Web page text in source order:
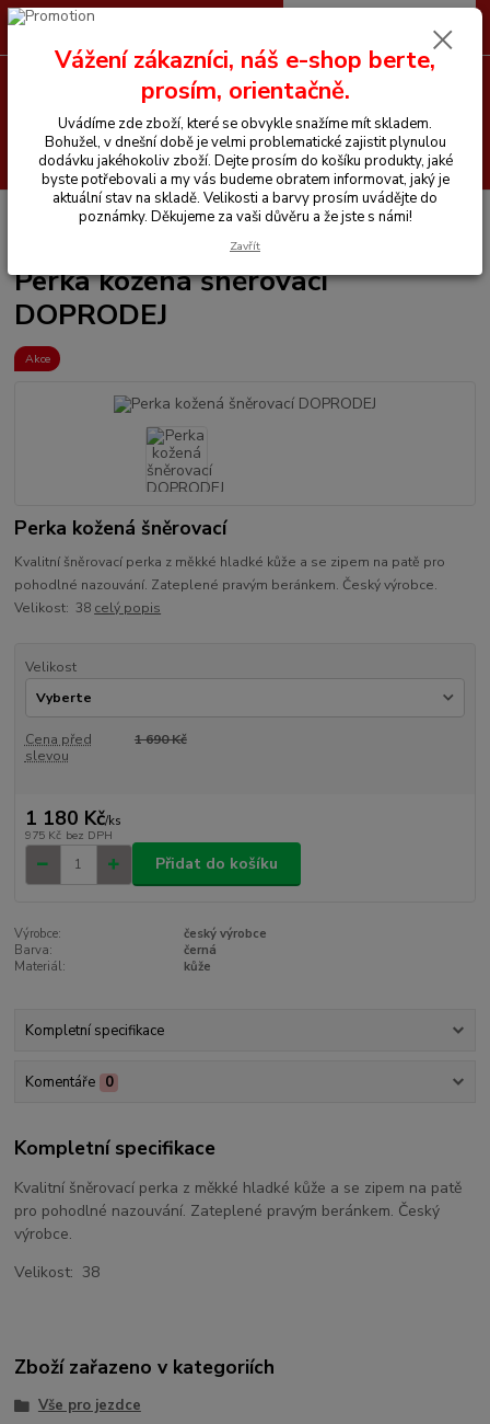
Hledat
+420 605 255 500 0 Kč
Vše pro jezdce Jezdecké boty Perka
Perka kožená šněrovací
Perka kožená šněrovací
DOPRODEJ
Akce
Perka kožená šněrovací
Kvalitní šněrovací perka z měkké hladké kůže a se zipem na patě pro
pohodlné nazouvání. Zateplené pravým beránkem. Český výrobce.
Velikost: 38 celý popis
Velikost
Cena před
slevou
1 690 Kč
1 180 Kč/ks
975 Kč bez DPH
Přidat do košíku
Výrobce:
český výrobce
Barva:
černá
Materiál:
kůže
Kompletní specifikace
Komentáře 0
Kompletní specifikace
Kvalitní šněrovací perka z měkké hladké kůže a se zipem na patě
pro pohodlné nazouvání. Zateplené pravým beránkem. Český
výrobce.
Velikost: 38
Zboží zařazeno v kategoriích
Vše pro jezdce
Vážení zákazníci, náš e-shop berte,
prosím, orientačně.
Uvádíme zde zboží, které se obvykle snažíme mít skladem.
Bohužel, v dnešní době je velmi problematické zajistit plynulou
dodávku jakéhokoliv zboží. Dejte prosím do košíku produkty, jaké
byste potřebovali a my vás budeme obratem informovat, jaký je
aktuální stav na skladě. Velikosti a barvy prosím uvádějte do
poznámky. Děkujeme za vaši důvěru a že jste s námi!
Zavřít